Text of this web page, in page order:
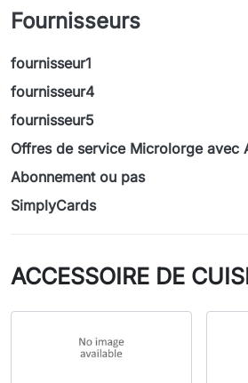
Fournisseurs
fournisseur1
fournisseur4
fournisseur5
Offres de service Microlorge avec
Abonnement ou pas
SimplyCards
ACCESSOIRE DE